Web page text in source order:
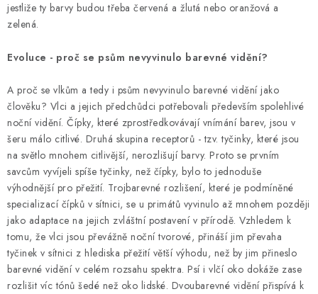
jestliže ty barvy budou třeba červená a žlutá nebo oranžová a
zelená.
Evoluce - proč se psům nevyvinulo barevné vidění?
A proč se vlkům a tedy i psům nevyvinulo barevné vidění jako
člověku? Vlci a jejich předchůdci potřebovali především spolehlivé
noční vidění. Čípky, které zprostředkovávají vnímání barev, jsou v
šeru málo citlivé. Druhá skupina receptorů - tzv. tyčinky, které jsou
na světlo mnohem citlivější, nerozlišují barvy. Proto se prvním
savcům vyvíjeli spíše tyčinky, než čípky, bylo to jednoduše
výhodnější pro přežití. Trojbarevné rozlišení, které je podmíněné
specializací čípků v sítnici, se u primátů vyvinulo až mnohem později
jako adaptace na jejich zvláštní postavení v přírodě. Vzhledem k
tomu, že vlci jsou převážně noční tvorové, přináší jim převaha
tyčinek v sítnici z hlediska přežití větší výhodu, než by jim přineslo
barevné vidění v celém rozsahu spektra. Psí i vlčí oko dokáže zase
rozlišit víc tónů šedé než oko lidské. Dvoubarevné vidění přispívá k